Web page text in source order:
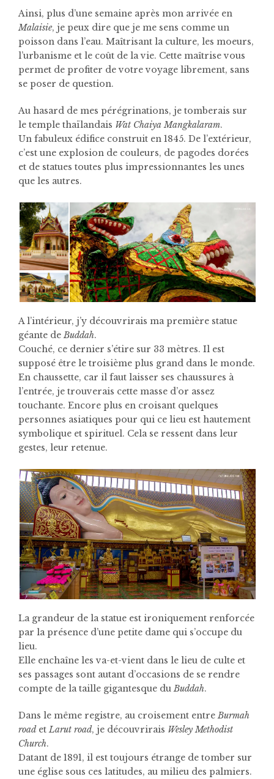
Ainsi, plus d’une semaine après mon arrivée en
Malaisie, je peux dire que je me sens comme un
poisson dans l’eau. Maîtrisant la culture, les moeurs,
l’urbanisme et le coût de la vie. Cette maîtrise vous
permet de profiter de votre voyage librement, sans
se poser de question.
Au hasard de mes pérégrinations, je tomberais sur
le temple thaïlandais Wat Chaiya Mangkalaram.
Un fabuleux édifice construit en 1845. De l’extérieur,
c’est une explosion de couleurs, de pagodes dorées
et de statues toutes plus impressionnantes les unes
que les autres.
A l’intérieur, j’y découvrirais ma première statue
géante deBuddah.
Couché, ce dernier s’étire sur 33 mètres. Il est
supposé être le troisième plus grand dans le monde.
En chaussette, car il faut laisser ses chaussures à
l’entrée, je trouverais cette masse d’or assez
touchante. Encore plus en croisant quelques
personnes asiatiques pour qui ce lieu est hautement
symbolique et spirituel. Cela se ressent dans leur
gestes, leur retenue.
La grandeur de la statue est ironiquement renforcée
par la présence d’une petite dame qui s’occupe du
lieu.
Elle enchaîne les va-et-vient dans le lieu de culte et
ses passages sont autant d’occasions de se rendre
compte de la taille gigantesque duBuddah.
Dans le même registre, au croisement entreBurmah
roadetLarut road, je découvrirais Wesley Methodist
Church.
Datant de 1891, il est toujours étrange de tomber sur
une église sous ces latitudes, au milieu des palmiers.